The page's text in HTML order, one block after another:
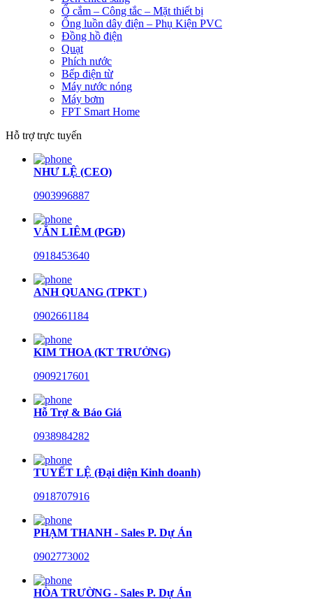
Ổ cắm – Công tắc – Mặt thiết bị
Ống luồn dây điện – Phụ Kiện PVC
Đồng hồ điện
Quạt
Phích nước
Bếp điện từ
Máy nước nóng
Máy bơm
FPT Smart Home
Hỗ trợ trực tuyến
NHƯ LỆ (CEO)
0903996887
VĂN LIÊM (PGĐ)
0918453640
ANH QUANG (TPKT )
0902661184
KIM THOA (KT TRƯỞNG)
0909217601
Hỗ Trợ & Báo Giá
0938984282
TUYẾT LỆ (Đại diện Kinh doanh)
0918707916
PHẠM THANH - Sales P. Dự Án
0902773002
HÒA TRƯỜNG - Sales P. Dự Án